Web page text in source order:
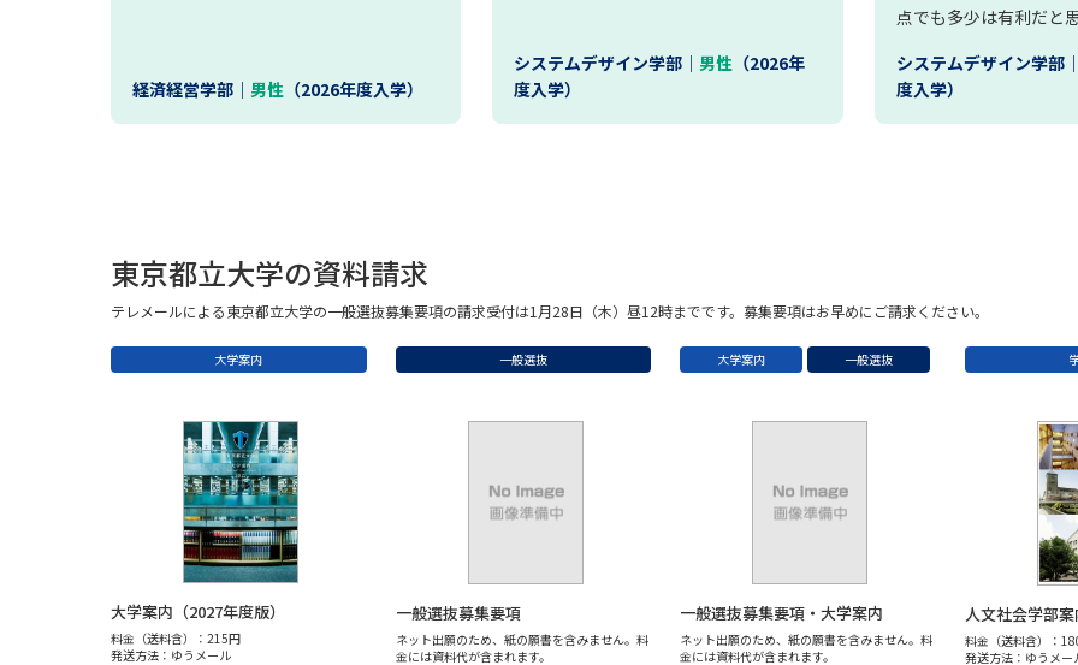
経済経営学部｜ 男性 （2026年度入学）
システムデザイン学部｜男性 （2026年
度入学）
点でも多少は有利だと
システムデザイン学部｜
度入学）
東京都立大学の資料請求
テレメールによる東京都立大学の一般選抜募集要項の請求受付は1月28日（木）昼12時までです。募集要項はお早めにご請求ください。
大学案内
大学案内（2027年度版）
料金（送料含）：215円
発送方法：ゆうメール
一般選抜
一般選抜募集要項
ネット出願のため、紙の願書を含みません。料
金には資料代が含まれます。
大学案内 一般選抜
一般選抜募集要項・大学案内
ネット出願のため、紙の願書を含みません。料
金には資料代が含まれます。
人文社会学部案
料金（送料含）：
発送方法：ゆうメー